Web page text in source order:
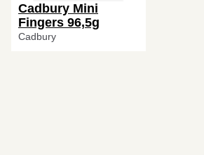
Cadbury Mini
Fingers 96,5g
Cadbury